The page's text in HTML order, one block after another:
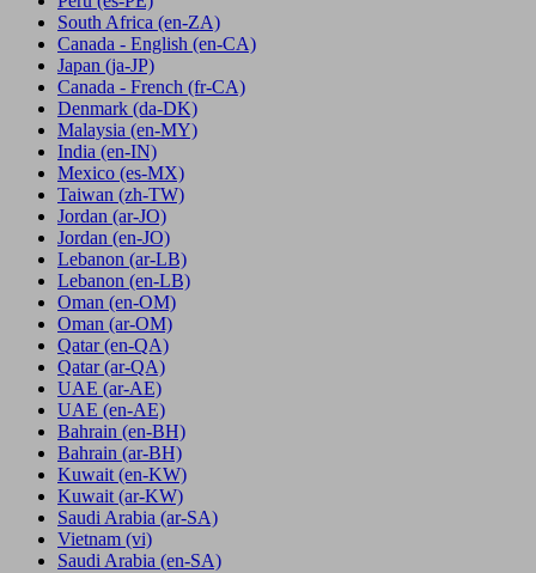
South Africa (en-ZA)
Canada - English (en-CA)
Japan (ja-JP)
Canada - French (fr-CA)
Denmark (da-DK)
Malaysia (en-MY)
India (en-IN)
Mexico (es-MX)
Taiwan (zh-TW)
Jordan (ar-JO)
Jordan (en-JO)
Lebanon (ar-LB)
Lebanon (en-LB)
Oman (en-OM)
Oman (ar-OM)
Qatar (en-QA)
Qatar (ar-QA)
UAE (ar-AE)
UAE (en-AE)
Bahrain (en-BH)
Bahrain (ar-BH)
Kuwait (en-KW)
Kuwait (ar-KW)
Saudi Arabia (ar-SA)
Vietnam (vi)
Saudi Arabia (en-SA)